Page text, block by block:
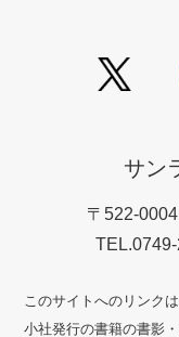
サン
〒522-
このサイトへのリンク
小社発行の書籍の書影